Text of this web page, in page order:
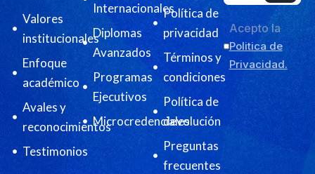
Valores
institucionales
Enfoque
académico
Avales y
reconocimientos
Testimonios
Internacionales
Diplomas
Avanzados
Programas
Ejecutivos
Microcredenciales
Política de
privacidad
Términos y
condiciones
Política de
devolución
Preguntas
frecuentes
Acepto la
Politica de
Privacidad.